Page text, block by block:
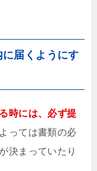
に届くようにす
時には、必ず提
っては書類の必
決まっていたり